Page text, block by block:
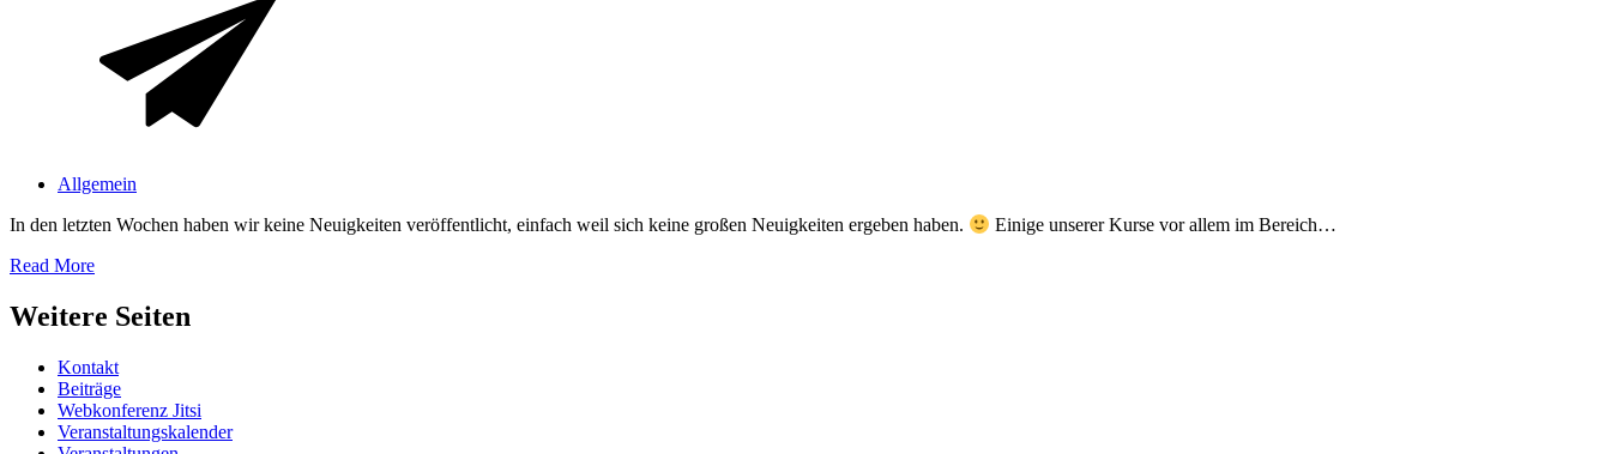
Allgemein
In den letzten Wochen haben wir keine Neuigkeiten veröffentlicht, einfach weil sich keine großen Neuigkeiten ergeben haben.
Einige unserer Kurse vor allem im Bereich…
Read More
Weitere Seiten
Kontakt
Beiträge
Webkonferenz Jitsi
Veranstaltungskalender